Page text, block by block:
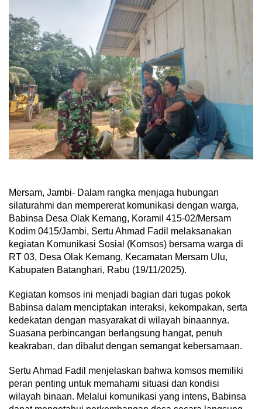
Mersam, Jambi- Dalam rangka menjaga hubungan
silaturahmi dan mempererat komunikasi dengan warga,
Babinsa Desa Olak Kemang, Koramil 415-02/Mersam
Kodim 0415/Jambi, Sertu Ahmad Fadil melaksanakan
kegiatan Komunikasi Sosial (Komsos) bersama warga di
RT 03, Desa Olak Kemang, Kecamatan Mersam Ulu,
Kabupaten Batanghari, Rabu (19/11/2025).
Kegiatan komsos ini menjadi bagian dari tugas pokok
Babinsa dalam menciptakan interaksi, kekompakan, serta
kedekatan dengan masyarakat di wilayah binaannya.
Suasana perbincangan berlangsung hangat, penuh
keakraban, dan dibalut dengan semangat kebersamaan.
Sertu Ahmad Fadil menjelaskan bahwa komsos memiliki
peran penting untuk memahami situasi dan kondisi
wilayah binaan. Melalui komunikasi yang intens, Babinsa